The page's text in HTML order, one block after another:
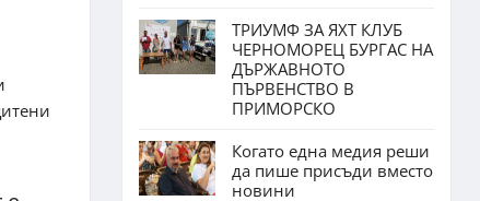
ТРИУМФ ЗА ЯХТ КЛУБ
ЧЕРНОМОРЕЦ БУРГАС НА
ДЪРЖАВНОТО
ПЪРВЕНСТВО В
ПРИМОРСКО
Когато една медия реши
да пише присъди вместо
новини